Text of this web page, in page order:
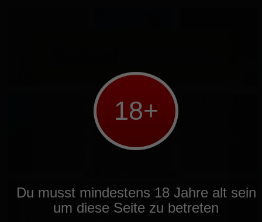
Intime Begegnungen
heißen Typen in
deiner Umgebung
18+
Du musst mindestens 18 Jahre alt sein
um diese Seite zu betreten